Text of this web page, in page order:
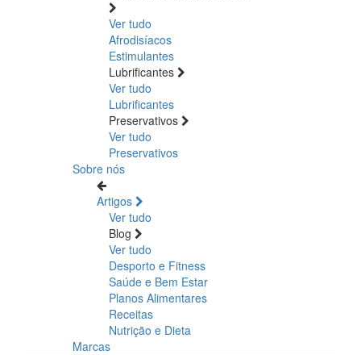
Ver tudo
Afrodisíacos
Estimulantes
Lubrificantes
Ver tudo
Lubrificantes
Preservativos
Ver tudo
Preservativos
Sobre nós
Artigos
Ver tudo
Blog
Ver tudo
Desporto e Fitness
Saúde e Bem Estar
Planos Alimentares
Receitas
Nutrição e Dieta
Marcas